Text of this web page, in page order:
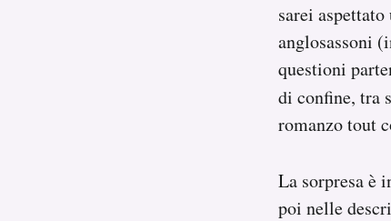
sarei
anglosassoni
questioni
di confine, tra
romanzo tout
La sorpresa è
poi nelle